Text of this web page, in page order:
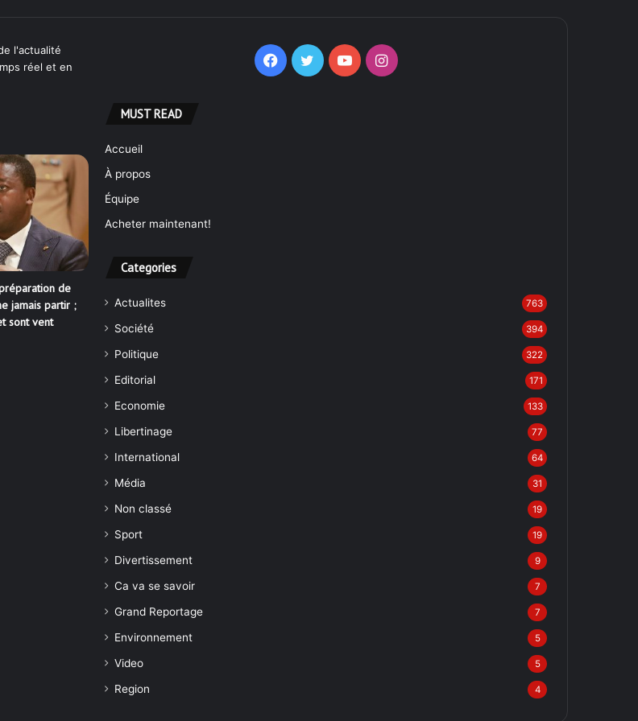
l'actualité
réel et en
de
jamais partir ;
sont vent
Facebook
TwitterYouTubeInstagram
MUST READ
Accueil
À propos
Équipe
Acheter maintenant!
Categories
Actualites 763
Société 394
Politique 322
Editorial 171
Economie 133
Libertinage 77
International 64
Média 31
Non classé 19
Sport 19
Divertissement 9
Ca va se savoir 7
Grand Reportage 7
Environnement 5
Video 5
Region 4